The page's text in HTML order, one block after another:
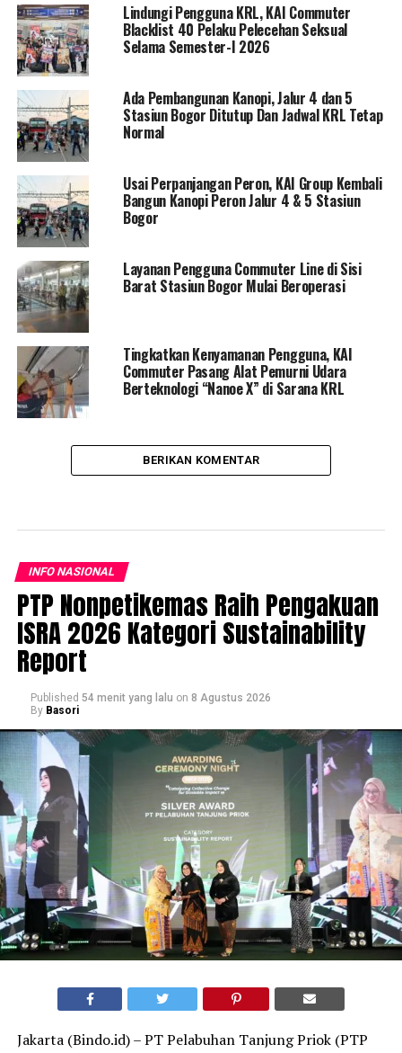
Lindungi Pengguna KRL, KAI Commuter
Blacklist 40 Pelaku Pelecehan Seksual
Selama Semester-I 2026
Ada Pembangunan Kanopi, Jalur 4 dan 5
Stasiun Bogor Ditutup Dan Jadwal KRL Tetap
Normal
Usai Perpanjangan Peron, KAI Group Kembali
Bangun Kanopi Peron Jalur 4 & 5 Stasiun
Bogor
Layanan Pengguna Commuter Line di Sisi
Barat Stasiun Bogor Mulai Beroperasi
Tingkatkan Kenyamanan Pengguna, KAI
Commuter Pasang Alat Pemurni Udara
Berteknologi “Nanoe X” di Sarana KRL
BERIKAN KOMENTAR
INFO NASIONAL
PTP Nonpetikemas Raih Pengakuan
ISRA 2026 Kategori Sustainability
Report
Published 54 menit yang lalu on 8 Agustus 2026
By Basori
Jakarta (Bindo.id) – PT Pelabuhan Tanjung Priok (PTP